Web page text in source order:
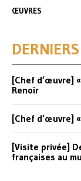
ŒUVRES
[Chef d’œuvre]
Renoir
[Chef d’œuvre]
[Visite privée]
françaises au